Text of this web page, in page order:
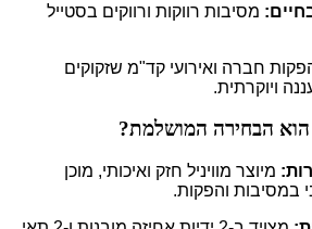
מסיבות רווקות ורווקים בסטייל
חברה ואירועי קד"מ שזקוקים
ויוקרתית.
מיוצר מוויניל חזק ואיכותי, מוכן
במסיבות והפקות.